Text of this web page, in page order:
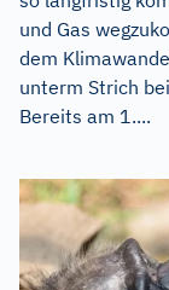
und Gas
dem
unterm Strich
Bereits am 1....